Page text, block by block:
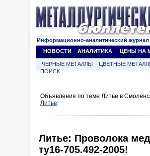
Информационно-аналитический журнал
НОВОСТИ
АНАЛИТИКА ЦЕНЫ НА
ЧЕРНЫЕ МЕТАЛЛЫ ЦВЕТНЫЕ
ПОИСК
Объявления по теме Литье в
Литье.
Литье: Проволока
ту16-705.492-2005!